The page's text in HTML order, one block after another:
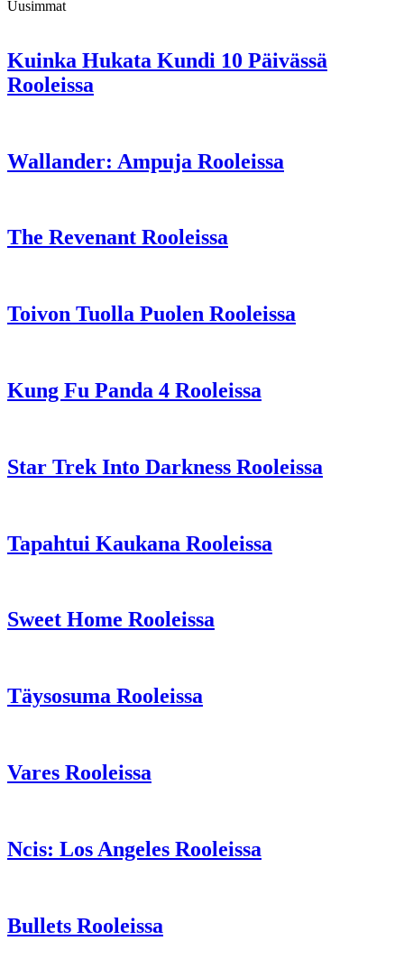
Uusimmat
Kuinka Hukata Kundi 10 Päivässä
Rooleissa
Wallander: Ampuja Rooleissa
The Revenant Rooleissa
Toivon Tuolla Puolen Rooleissa
Kung Fu Panda 4 Rooleissa
Star Trek Into Darkness Rooleissa
Tapahtui Kaukana Rooleissa
Sweet Home Rooleissa
Täysosuma Rooleissa
Vares Rooleissa
Ncis: Los Angeles Rooleissa
Bullets Rooleissa